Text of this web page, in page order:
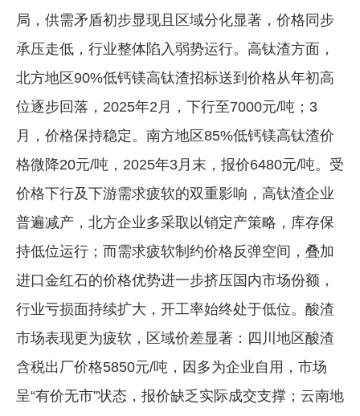
局，供需矛盾初步显现且区域分化显著，价格同步
承压走低，行业整体陷入弱势运行。高钛渣方面，
北方地区90%低钙镁高钛渣招标送到价格从年初高
位逐步回落，2025年2月，下行至7000元/吨；3
月，价格保持稳定。南方地区85%低钙镁高钛渣价
格微降20元/吨，2025年3月末，报价6480元/吨。受
价格下行及下游需求疲软的双重影响，高钛渣企业
普遍减产，北方企业多采取以销定产策略，库存保
持低位运行；而需求疲软制约价格反弹空间，叠加
进口金红石的价格优势进一步挤压国内市场份额，
行业亏损面持续扩大，开工率始终处于低位。酸渣
市场表现更为疲软，区域价差显著：四川地区酸渣
含税出厂价格5850元/吨，因多为企业自用，市场
呈“有价无市”状态，报价缺乏实际成交支撑；云南地